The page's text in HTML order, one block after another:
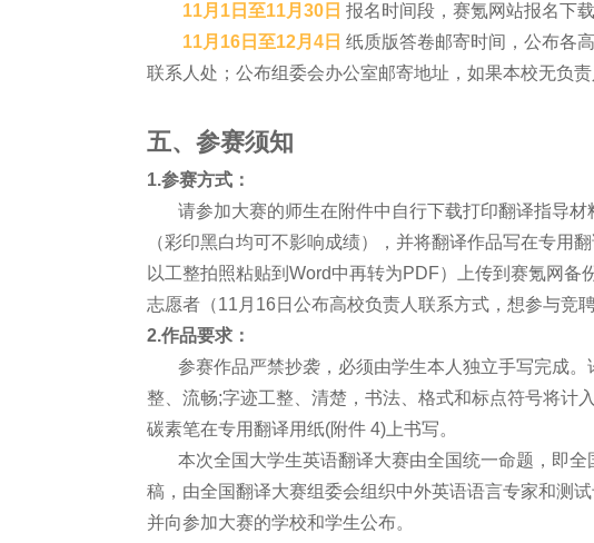
11月1日至11月30日 报名时间段，赛氪网站报名下
11月16日至12月4日 纸质版答卷邮寄时间，公布各
联系人处；公布组委会办公室邮寄地址，如果本校无负
五、参赛须知
1.参赛方式：
请参加大赛的师生在附件中自行下载打印翻译指导材
（彩印黑白均可不影响成绩），并将翻译作品写在专用
以工整拍照粘贴到Word中再转为PDF）上传到赛氪网备
志愿者（11月16日公布高校负责人联系方式，想参与竞
2.作品要求：
参赛作品严禁抄袭，必须由学生本人独立手写完成。
整、流畅;字迹工整、清楚，书法、格式和标点符号将计
碳素笔在专用翻译用纸(附件 4)上书写。
本次全国大学生英语翻译大赛由全国统一命题，即全
稿，由全国翻译大赛组委会组织中外英语语言专家和测
并向参加大赛的学校和学生公布。